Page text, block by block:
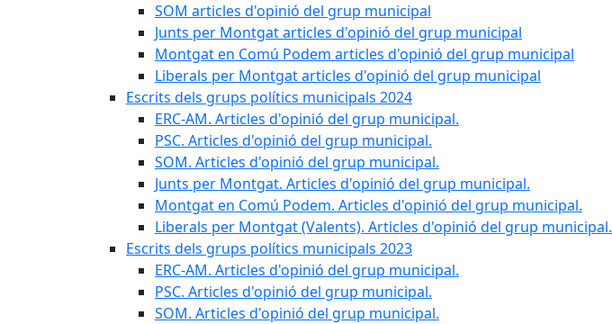
SOM articles d'opinió del grup municipal
Junts per Montgat articles d'opinió del grup municipal
Montgat en Comú Podem articles d'opinió del grup municipal
Liberals per Montgat articles d'opinió del grup municipal
Escrits dels grups polítics municipals 2024
ERC-AM. Articles d'opinió del grup municipal.
PSC. Articles d'opinió del grup municipal.
SOM. Articles d'opinió del grup municipal.
Junts per Montgat. Articles d'opinió del grup municipal.
Montgat en Comú Podem. Articles d'opinió del grup municipal.
Liberals per Montgat (Valents). Articles d'opinió del grup municipal.
Escrits dels grups polítics municipals 2023
ERC-AM. Articles d'opinió del grup municipal.
PSC. Articles d'opinió del grup municipal.
SOM. Articles d'opinió del grup municipal.